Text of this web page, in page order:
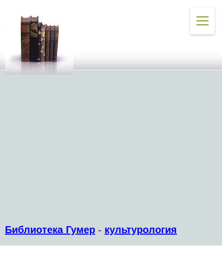
Библиотека Гумер - культурология